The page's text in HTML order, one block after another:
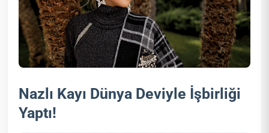
Nazlı Kayı Dünya Deviyle İşbirliği
Yaptı!